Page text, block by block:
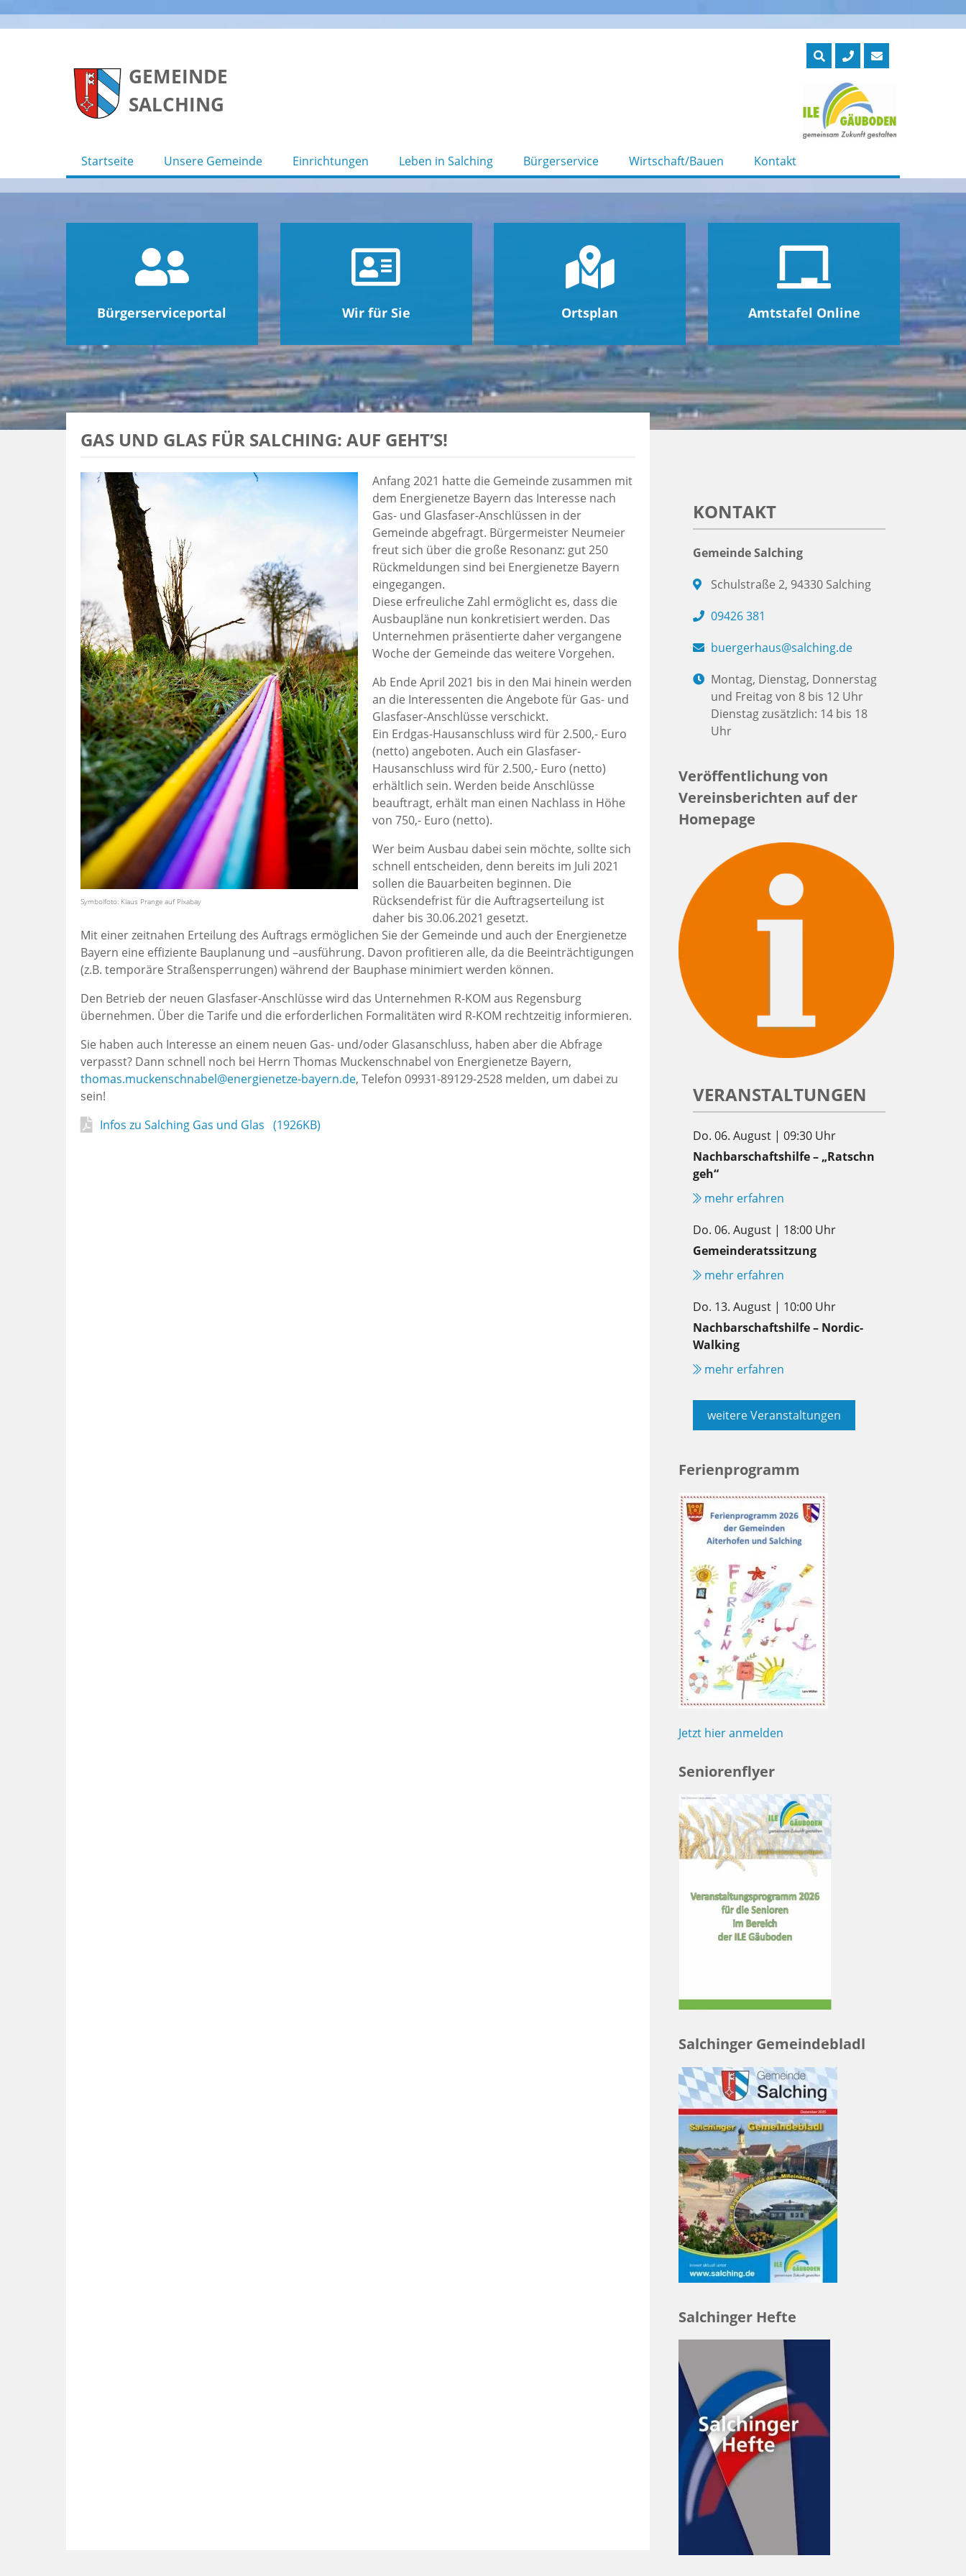
GEMEINDE
SALCHING
Startseite Unsere Gemeinde Einrichtungen Leben in Salching Bürgerservice Wirtschaft/Bauen Kontakt
Bürgerserviceportal Wir für Sie Ortsplan Amtstafel Online
GAS UND GLAS FÜR SALCHING: AUF GEHT’S!
Symbolfoto: Klaus Prange auf Pixabay
Anfang 2021 hatte die Gemeinde zusammen mit
dem Energienetze Bayern das Interesse nach
Gas- und Glasfaser-Anschlüssen in der
Gemeinde abgefragt. Bürgermeister Neumeier
freut sich über die große Resonanz: gut 250
Rückmeldungen sind bei Energienetze Bayern
eingegangen.
Diese erfreuliche Zahl ermöglicht es, dass die
Ausbaupläne nun konkretisiert werden. Das
Unternehmen präsentierte daher vergangene
Woche der Gemeinde das weitere Vorgehen.
Ab Ende April 2021 bis in den Mai hinein werden
an die Interessenten die Angebote für Gas- und
Glasfaser-Anschlüsse verschickt.
Ein Erdgas-Hausanschluss wird für 2.500,- Euro
(netto) angeboten. Auch ein Glasfaser-
Hausanschluss wird für 2.500,- Euro (netto)
erhältlich sein. Werden beide Anschlüsse
beauftragt, erhält man einen Nachlass in Höhe
von 750,- Euro (netto).
Wer beim Ausbau dabei sein möchte, sollte sich
schnell entscheiden, denn bereits im Juli 2021
sollen die Bauarbeiten beginnen. Die
Rücksendefrist für die Auftragserteilung ist
daher bis 30.06.2021 gesetzt.
Mit einer zeitnahen Erteilung des Auftrags ermöglichen Sie der Gemeinde und auch der Energienetze
Bayern eine effiziente Bauplanung und –ausführung. Davon profitieren alle, da die Beeinträchtigungen
(z.B. temporäre Straßensperrungen) während der Bauphase minimiert werden können.
Den Betrieb der neuen Glasfaser-Anschlüsse wird das Unternehmen R-KOM aus Regensburg
übernehmen. Über die Tarife und die erforderlichen Formalitäten wird R-KOM rechtzeitig informieren.
Sie haben auch Interesse an einem neuen Gas- und/oder Glasanschluss, haben aber die Abfrage
verpasst? Dann schnell noch bei Herrn Thomas Muckenschnabel von Energienetze Bayern,
thomas.muckenschnabel@energienetze-bayern.de, Telefon 09931-89129-2528 melden, um dabei zu
sein!
Infos zu Salching Gas und Glas (1926KB)
KONTAKT
Gemeinde Salching
Schulstraße 2, 94330 Salching
09426 381
buergerhaus@salching.de
Montag, Dienstag, Donnerstag
und Freitag von 8 bis 12 Uhr
Dienstag zusätzlich: 14 bis 18
Uhr
Veröffentlichung von
Vereinsberichten auf der
Homepage
VERANSTALTUNGEN
Do. 06. August | 09:30 Uhr
Nachbarschaftshilfe – „Ratschn
geh“
mehr erfahren
Do. 06. August | 18:00 Uhr
Gemeinderatssitzung
mehr erfahren
Do. 13. August | 10:00 Uhr
Nachbarschaftshilfe – Nordic-
Walking
mehr erfahren
weitere Veranstaltungen
Ferienprogramm
Jetzt hier anmelden
Seniorenflyer
Salchinger Gemeindebladl
Salchinger Hefte